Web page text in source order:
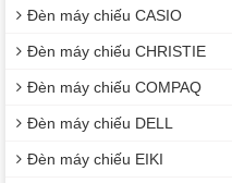
Đèn máy chiếu CASIO
Đèn máy chiếu CHRISTIE
Đèn máy chiếu COMPAQ
Đèn máy chiếu DELL
Đèn máy chiếu EIKI